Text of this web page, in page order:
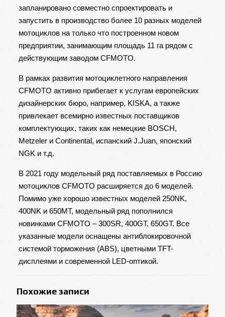
запланировано совместно спроектировать и
запустить в производство более 10 разных моделей
мотоциклов на только что построенном новом
предприятии, занимающим площадь 11 га рядом с
действующим заводом CFMOTO.
В рамках развития мотоциклетного направления
CFMOTO активно прибегает к услугам европейских
дизайнерских бюро, например, KISKA, а также
привлекает всемирно известных поставщиков
комплектующих, таких как немецкие BOSСH,
Metzeler и Continental, испанский J.Juan, японский
NGK и т.д.
В 2021 году модельный ряд поставляемых в Россию
мотоциклов CFMOTO расширяется до 6 моделей.
Помимо уже хорошо известных моделей 250NK,
400NK и 650MT, модельный ряд пополнился
новинками CFMOTO – 300SR, 400GT, 650GT. Все
указанные модели оснащены антиблокировочной
системой торможения (ABS), цветными TFT-
дисплеями и современной LED-оптикой.
Похожие записи